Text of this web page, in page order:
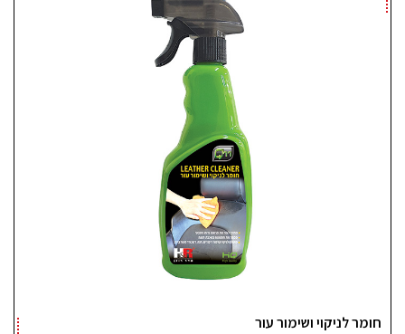
חומר לניקוי ושימור עור